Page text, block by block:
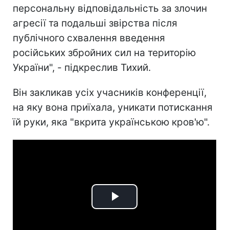
персональну відповідальність за злочин
агресії та подальші звірства після
публічного схвалення введення
російських збройних сил на територію
України", - підкреслив Тихий.
Він закликав усіх учасників конференції,
на яку вона приїхала, уникати потискання
їй руки, яка "вкрита українською кров'ю".
Play